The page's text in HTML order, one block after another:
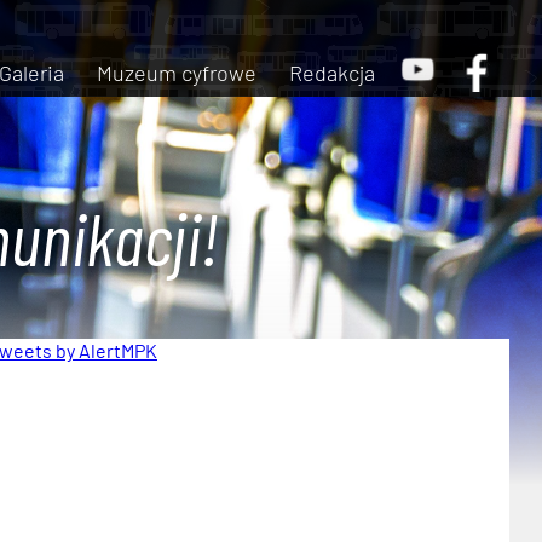
Galeria Muzeum cyfrowe Redakcja
by AlertMPK